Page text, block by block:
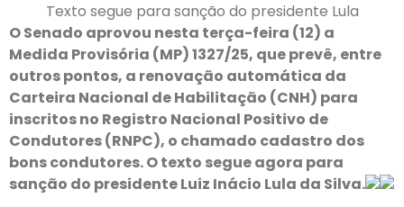
Texto segue para sanção do presidente Lula
O Senado aprovou nesta terça-feira (12) a
Medida Provisória (MP) 1327/25, que prevê, entre
outros pontos, a renovação automática da
Carteira Nacional de Habilitação (CNH) para
inscritos no Registro Nacional Positivo de
Condutores (RNPC), o chamado cadastro dos
bons condutores. O texto segue agora para
sanção do presidente Luiz Inácio Lula da Silva.